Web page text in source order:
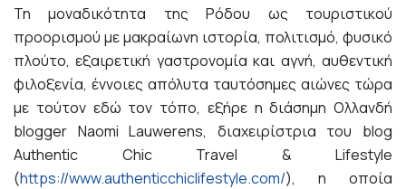
Τη μοναδικότητα της Ρόδου ως τουριστικού
προορισμού με μακραίωνη ιστορία, πολιτισμό, φυσικό
πλούτο, εξαιρετική γαστρονομία και αγνή, αυθεντική
φιλοξενία, έννοιες απόλυτα ταυτόσημες αιώνες τώρα
με τούτον εδώ τον τόπο, εξήρε η διάσημη Ολλανδή
blogger Naomi Lauwerens, διαχειρίστρια του blog
Authentic Chic Travel & Lifestyle
(https://www.authenticchiclifestyle.com/), η οποία